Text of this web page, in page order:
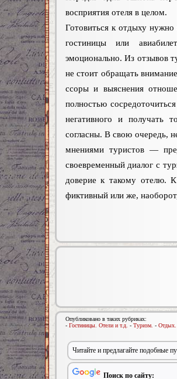
восприятия отеля в целом.
Готовиться к отдыху
гостиницы или
эмоционально. Из отзывов
не стоит обращать
ссоры и выяснения
полностью
негативного и получать
согласны. В свою очередь,
мнениями туристов —
своевременный диалог с
доверие к такому отелю.
фиктивный или же,
Опубликовано в таких рубриках:
- Гостиницы. Отели и т.д. - Туризм. - Отдых.
Читайте и предлагайте подобные
Поиск по сайту: